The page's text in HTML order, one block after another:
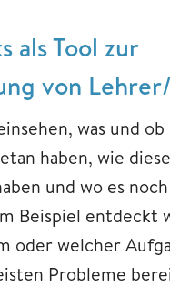
als Tool zur
von
was und
haben, wie diese
und wo es
Beispiel entdeckt
oder welcher
Probleme